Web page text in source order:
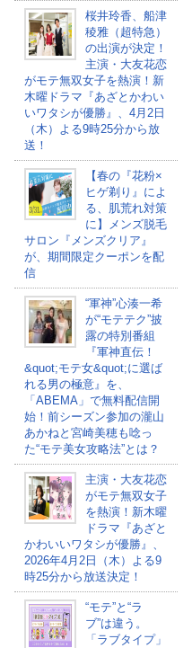
桜井玲香、船津
稜雅（超特急）
の出演が決定！
主演・大友花恋
がモテ無双女子を熱演！新
木曜ドラマ『あざとかわい
いワタシが優勝』、4月2日
（木）よる9時25分から放
送！
【春の『花粉×
ヒゲ剃り』によ
る、肌荒れ対策
に】メンズ脱毛
サロン『メンズクリア』
が、期間限定クーポンを配
信
“軍神”心湊一希
が“モテテク”披
露の特別番組
『軍神直伝！
&quot;モテ女&quot;に選ば
れる男の極意』を、
「ABEMA」で無料配信開
始！前シーズン参加の瀧山
あかねと宮崎美穂も唸っ
た“モテ美女攻略法”とは？
主演・大友花恋
がモテ無双女子
を熱演！新木曜
ドラマ『あざと
かわいいワタシが優勝』、
2026年4月2日（木）よる9
時25分から放送決定！
“モテ”と“ラ
ブ”は違う。
「ラブタイプ」